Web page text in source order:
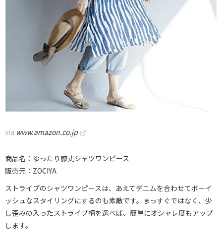
via www.amazon.co.jp
商品名：ゆったり膝丈シャツワンピース
販売元：ZOCIYA
ストライプのシャツワンピースは、あえてデニムを合わせてボーイ
ッシュなスタイリングにするのも素敵です。まっすぐではなく、少
し歪みの入ったストライプ柄を選べば、簡単にオシャレ度もアップ
します。